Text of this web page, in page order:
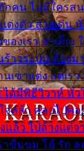
กคน ไม่มีใครส
ต่งตัว สวยเด่น นั่
ของเรา ลำเค็ญ
ร้าวระบม ต้อง
เขาแต่ง แต่เร
ได้มีพิธีวิวาห์ หั
จหล้า คอยไปค
แล้ว ไปล้างแต่จ
าขื่นขม โอ้ รัก